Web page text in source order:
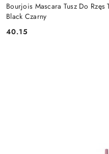
Bourjois Mascara Tusz Do
Black Czarny
Cena:
40.15